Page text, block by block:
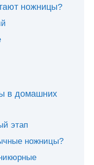
ножницы?
в домашних
этап
ножницы?